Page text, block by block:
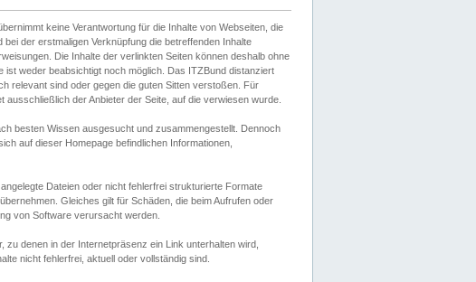
keine Verantwortung für die Inhalte von Webseiten, die
der erstmaligen Verknüpfung die betreffenden Inhalte
Die Inhalte der verlinkten Seiten können deshalb ohne
weder beabsichtigt noch möglich. Das ITZBund distanziert
relevant sind oder gegen die guten Sitten verstoßen. Für
der Anbieter der Seite, auf die verwiesen wurde.
besten Wissen ausgesucht und zusammengestellt. Dennoch
auf dieser Homepage befindlichen Informationen,
Dateien oder nicht fehlerfrei strukturierte Formate
Gleiches gilt für Schäden, die beim Aufrufen oder
von Software verursacht werden.
zu denen in der Internetpräsenz ein Link unterhalten wird,
nicht fehlerfrei, aktuell oder vollständig sind.